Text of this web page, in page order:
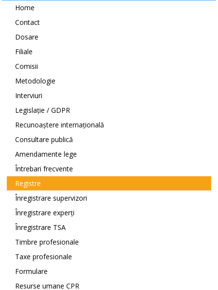
Home
Contact
Dosare
Filiale
Comisii
Metodologie
Interviuri
Legislație / GDPR
Recunoaștere internațională
Consultare publică
Amendamente lege
Întrebari frecvente
Registre
Înregistrare supervizori
Înregistrare experți
Înregistrare TSA
Timbre profesionale
Taxe profesionale
Formulare
Resurse umane CPR